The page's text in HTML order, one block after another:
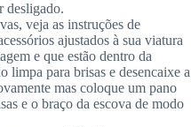
desligado.
veja as instruções de
ajustados à sua viatura
e que estão dentro da
limpa para brisas e desencaixe a
mas coloque um pano
e o braço da escova de modo